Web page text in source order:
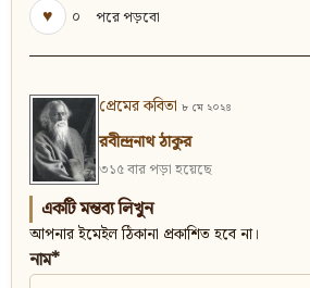
♥
০ পরে পড়বো
প্রেমের কবিতা ৮ মে ২০২৪
রবীন্দ্রনাথ ঠাকুর
৩১৫ বার পড়া হয়েছে
একটি মন্তব্য লিখুন
আপনার ইমেইল ঠিকানা প্রকাশিত হবে না।
নাম*